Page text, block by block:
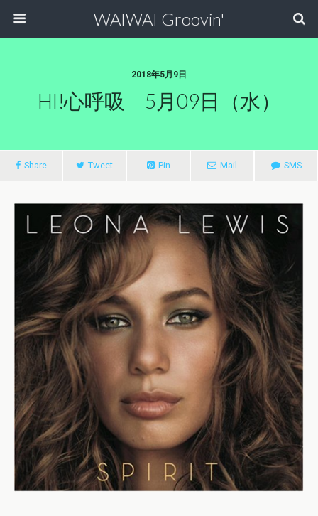
WAIWAI Groovin'
2018年5月9日
HI!心呼吸 5月09日（水）
Share Tweet Pin Mail SMS